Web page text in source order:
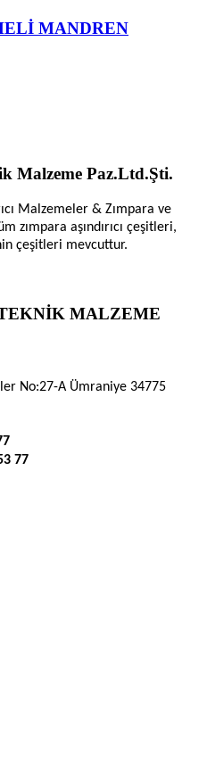
MANDREN
Malzeme Paz.Ltd.Şti.
Malzemeler & Zımpara ve
zımpara aşındırıcı çeşitleri,
çeşitleri mevcuttur.
MALZEME
No:27-A Ümraniye 34775
77